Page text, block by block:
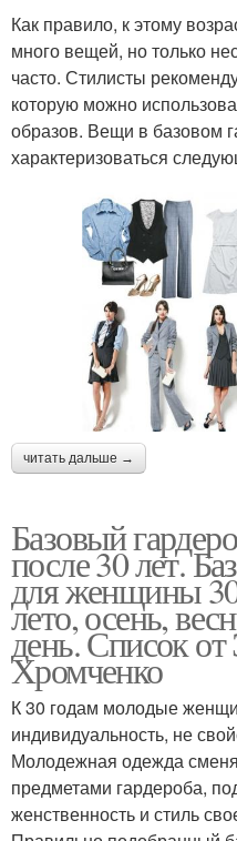
Как правило, к этому
много вещей, но только
часто. Стилисты
которую можно
образов. Вещи в базовом
характеризоваться
читать дальше →
Базовый
после 30 лет.
для женщины
лето, осень,
день. Список
Хромченко
К 30 годам молодые
индивидуальность, не
Молодежная одежда
предметами гардероба,
женственность и стиль